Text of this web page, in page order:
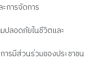
การจัดการ
ปลอดภัยในชีวิตและ
ารมีส่วนร่วมของประชาชน